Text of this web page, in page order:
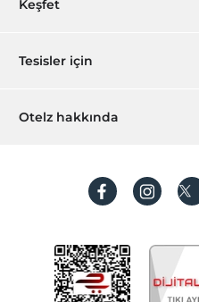
Sıkça sorulan sorular
İşlem rehberi
Keşfet
Hediye Kart
Hesap oluştur
Tesisler için
Hemen tesisinizi ekleyin
Otelz hakkında
Koşullar ve şartlar